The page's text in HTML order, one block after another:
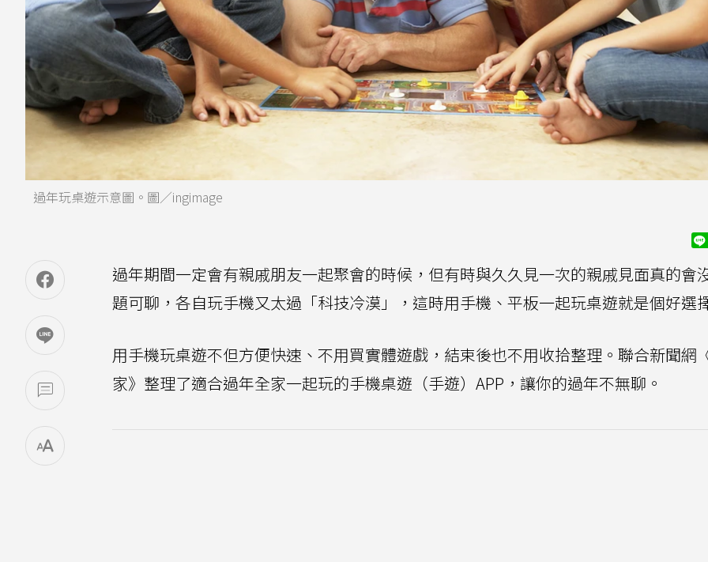
過年玩桌遊示意圖。圖／ingimage
過年期間一定會有親戚朋友一起聚會的時候，但有時與久久見一次的親戚見面真的會
題可聊，各自玩手機又太過「科技冷漠」，這時用手機、平板一起玩桌遊就是個好選
用手機玩桌遊不但方便快速、不用買實體遊戲，結束後也不用收拾整理。聯合新聞網
家》整理了適合過年全家一起玩的手機桌遊（手遊）APP，讓你的過年不無聊。